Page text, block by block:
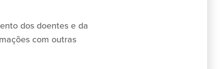
dos doentes e da
com outras